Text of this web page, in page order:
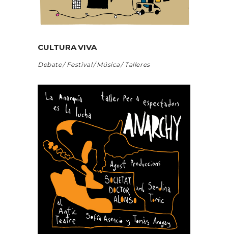
CULTURA VIVA
Debate Festival Música Talleres